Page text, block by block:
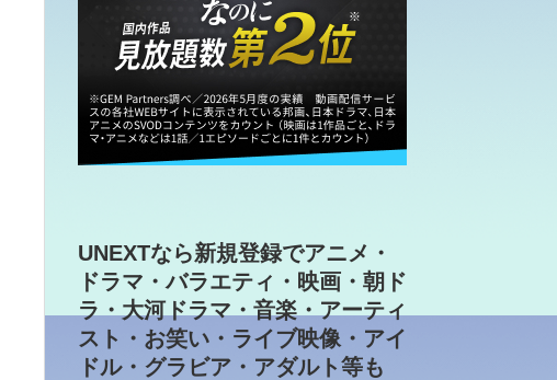
UNEXTなら新規登録でアニメ・
ドラマ・バラエティ・映画・朝ド
ラ・大河ドラマ・音楽・アーティ
スト・お笑い・ライブ映像・アイ
ドル・グラビア・アダルト等も